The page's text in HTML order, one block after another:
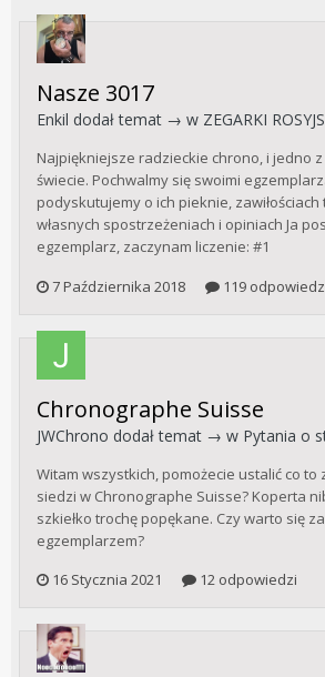
Nasze 3017
Enkil dodał temat → w ZEGARKI
Najpiękniejsze radzieckie chrono, i jedno
świecie. Pochwalmy się swoimi
podyskutujemy o ich pieknie, zawiłościach
własnych spostrzeżeniach i opiniach Ja
egzemplarz, zaczynam liczenie: #1
7 Października 2018
119
Chronographe Suisse
JWChrono dodał temat → w Pytania o
Witam wszystkich, pomożecie ustalić co to
siedzi w Chronographe Suisse? Koperta
szkiełko trochę popękane. Czy warto się
egzemplarzem?
16 Stycznia 2021
12 odpowiedzi